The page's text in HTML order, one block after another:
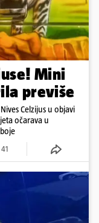
Mini
previše
Celzijus u objavi
očarava u
41